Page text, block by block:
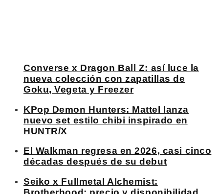
Converse x Dragon Ball Z: así luce la
nueva colección con zapatillas de
Goku, Vegeta y Freezer
KPop Demon Hunters: Mattel lanza
nuevo set estilo chibi inspirado en
HUNTR/X
El Walkman regresa en 2026, casi cinco
décadas después de su debut
Seiko x Fullmetal Alchemist: